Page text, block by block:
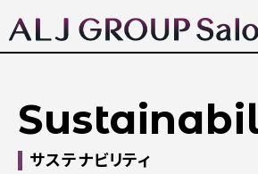
サステナビリティ